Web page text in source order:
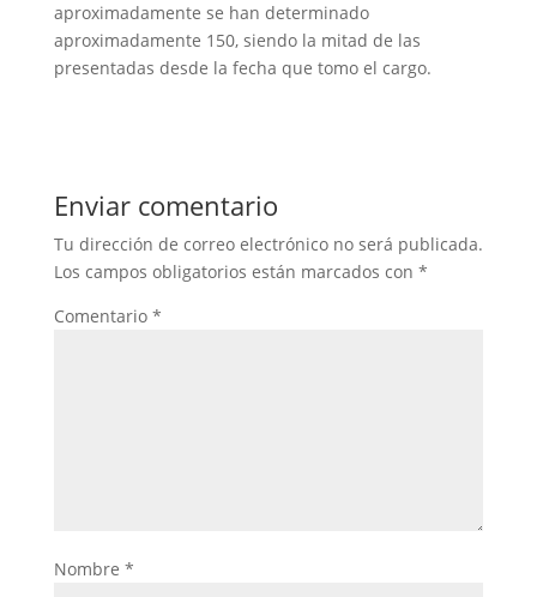
aproximadamente se han determinado
aproximadamente 150, siendo la mitad de las
presentadas desde la fecha que tomo el cargo.
Enviar comentario
Tu dirección de correo electrónico no será publicada.
Los campos obligatorios están marcados con *
Comentario *
Nombre *